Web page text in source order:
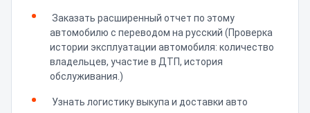
Заказать расширенный отчет по этому
автомобилю с переводом на русский (Проверка
истории эксплуатации автомобиля: количество
владельцев, участие в ДТП, история
обслуживания.)
Узнать логистику выкупа и доставки авто